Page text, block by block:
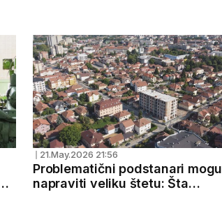
❘ 21.May.2026 21:56
Problematični podstanari mogu
napraviti veliku štetu: Šta